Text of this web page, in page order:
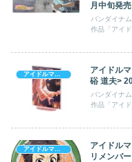
月中旬発
バンダイナ
作品「アイ
アイドル
硲 道夫>
バンダイナ
作品「アイ
アイドルマスター SideM
アイドル
リメンバ